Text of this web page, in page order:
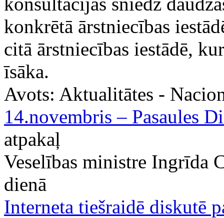
konkrētā ārstniecības
citā ārstniecības iestādē,
īsāka.
Avots: Aktualitātes -
14.novembris – Pasaules
atpakaļ
Veselības ministre Ingrīda
dienā
Interneta tiešraidē diskutē